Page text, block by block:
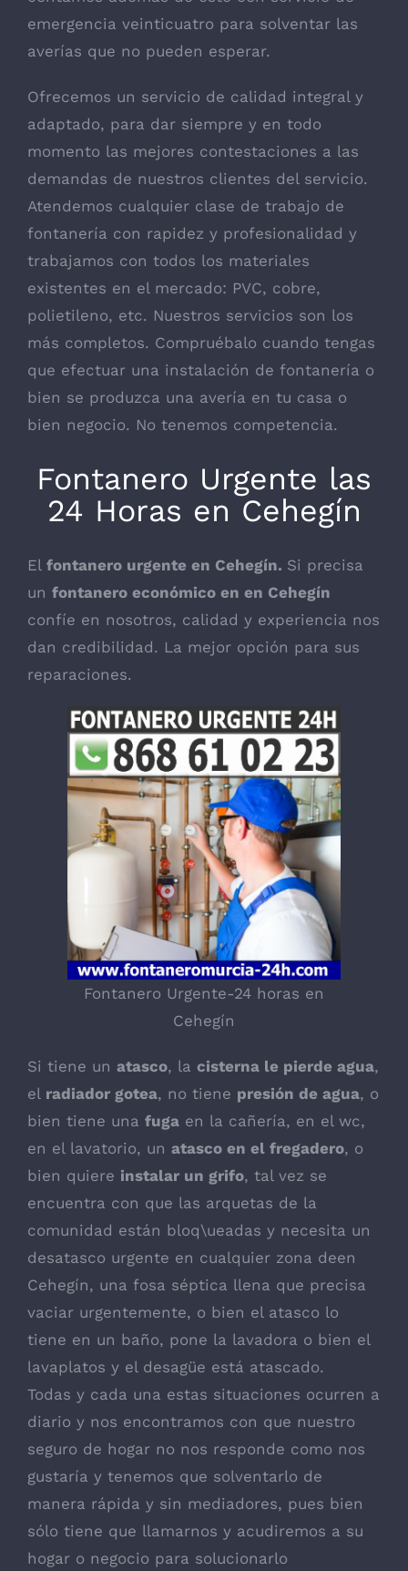
emergencia veinticuatro para solventar las
averías que no pueden esperar.
Ofrecemos un servicio de calidad integral y
adaptado, para dar siempre y en todo
momento las mejores contestaciones a las
demandas de nuestros clientes del servicio.
Atendemos cualquier clase de trabajo de
fontanería con rapidez y profesionalidad y
trabajamos con todos los materiales
existentes en el mercado: PVC, cobre,
polietileno, etc. Nuestros servicios son los
más completos. Compruébalo cuando tengas
que efectuar una instalación de fontanería o
bien se produzca una avería en tu casa o
bien negocio. No tenemos competencia.
Fontanero Urgente las
24 Horas en Cehegín
El fontanero urgente en Cehegín. Si precisa
un fontanero económico en en Cehegín
confíe en nosotros, calidad y experiencia nos
dan credibilidad. La mejor opción para sus
reparaciones.
Fontanero Urgente-24 horas en
Cehegín
Si tiene un atasco, la cisterna le pierde agua,
el radiador gotea, no tiene presión de agua, o
bien tiene una fuga en la cañería, en el wc,
en el lavatorio, un atasco en el fregadero, o
bien quiere instalar un grifo, tal vez se
encuentra con que las arquetas de la
comunidad están bloq\ueadas y necesita un
desatasco urgente en cualquier zona deen
Cehegín, una fosa séptica llena que precisa
vaciar urgentemente, o bien el atasco lo
tiene en un baño, pone la lavadora o bien el
lavaplatos y el desagüe está atascado.
Todas y cada una estas situaciones ocurren a
diario y nos encontramos con que nuestro
seguro de hogar no nos responde como nos
gustaría y tenemos que solventarlo de
manera rápida y sin mediadores, pues bien
sólo tiene que llamarnos y acudiremos a su
hogar o negocio para solucionarlo